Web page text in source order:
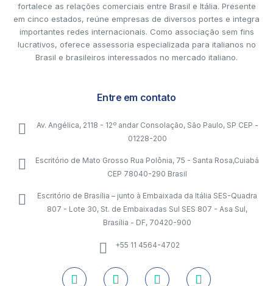
fortalece as relações comerciais entre Brasil e Itália. Presente
em cinco estados, reúne empresas de diversos portes e integra
importantes redes internacionais. Como associação sem fins
lucrativos, oferece assessoria especializada para italianos no
Brasil e brasileiros interessados no mercado italiano.
Entre em contato
Av. Angélica, 2118 - 12º andar Consolação, São Paulo, SP CEP -
01228-200
Escritório de Mato Grosso Rua Polônia, 75 - Santa Rosa,Cuiabá
CEP 78040-290 Brasil
Escritório de Brasília – junto à Embaixada da Itália SES-Quadra
807 - Lote 30, St. de Embaixadas Sul SES 807 - Asa Sul,
Brasília - DF, 70420-900
+55 11 4564-4702